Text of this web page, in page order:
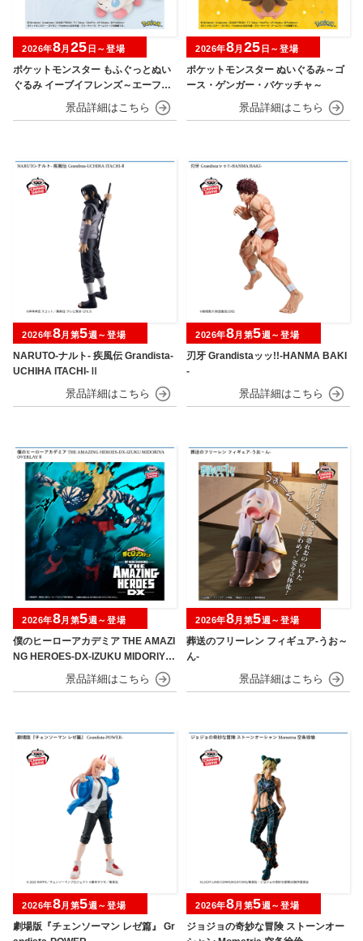
ポケットモンスター もふぐっとぬい
ぐるみ イーブイフレンズ～エーフ
ィ・ニンフィア～おひるねver.
2026年8月 25 日～登場
ポケットモンスター ぬいぐるみ～ゴ
ース・ゲンガー・バケッチャ～
2026年8月 25 日～登場
NARUTO-ナルト- 疾風伝 Grandista-
UCHIHA ITACHI-Ⅱ
2026年8月第5週～登場
刃牙 Grandistaッッ!!-HANMA BAKI
-
2026年8月第5週～登場
僕のヒーローアカデミア THE AMAZI
NG HEROES-DX-IZUKU MIDORIYA
OVERLAY Ⅱ
2026年8月第5週～登場
葬送のフリーレン フィギュア-うお～
ん-
2026年8月第5週～登場
劇場版『チェンソーマン レゼ篇』 Gr
2026年8月第5週～登場
ジョジョの奇妙な冒険 ストーンオー
2026年8月第5週～登場